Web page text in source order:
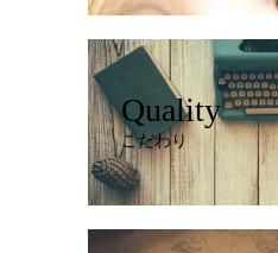
Quality
こだわり